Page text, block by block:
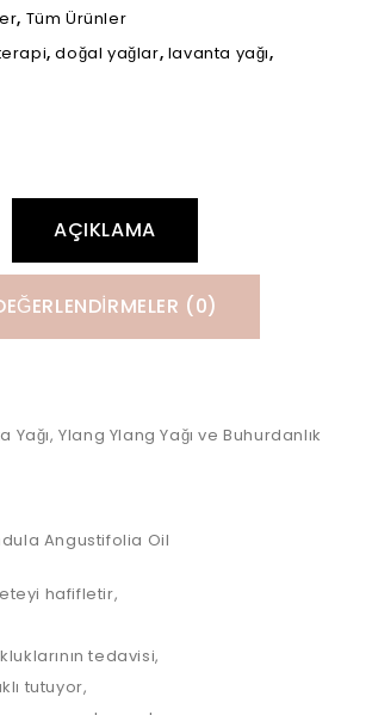
, Tüm Ürünler
,doğal yağlar, lavanta yağı,
AÇIKLAMA
(0)
Yağı, Ylang Ylang Yağı ve Buhurdanlık
Angustifolia Oil
hafifletir,
tedavisi,
tutuyor,